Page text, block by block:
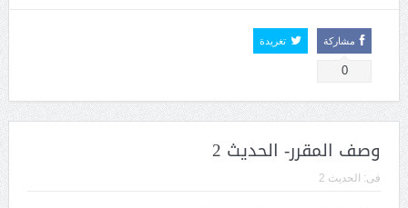
مشاركة
0
تغريدة
وصف المقرر- الحديث 2
فى: الحديث 2